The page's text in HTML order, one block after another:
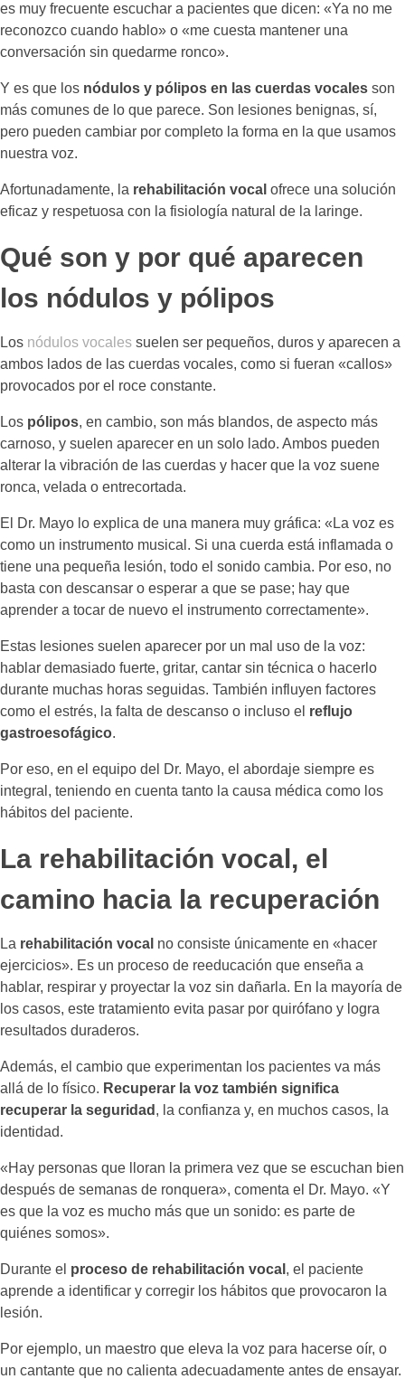
es muy frecuente escuchar a pacientes que dicen: «Ya no me
reconozco cuando hablo» o «me cuesta mantener una
conversación sin quedarme ronco».
Y es que los nódulos y pólipos en las cuerdas vocales son
más comunes de lo que parece. Son lesiones benignas, sí,
pero pueden cambiar por completo la forma en la que usamos
nuestra voz.
Afortunadamente, la rehabilitación vocal ofrece una solución
eficaz y respetuosa con la fisiología natural de la laringe.
Qué son y por qué aparecen
los nódulos y pólipos
Los nódulos vocales suelen ser pequeños, duros y aparecen a
ambos lados de las cuerdas vocales, como si fueran «callos»
provocados por el roce constante.
Los pólipos, en cambio, son más blandos, de aspecto más
carnoso, y suelen aparecer en un solo lado. Ambos pueden
alterar la vibración de las cuerdas y hacer que la voz suene
ronca, velada o entrecortada.
El Dr. Mayo lo explica de una manera muy gráfica: «La voz es
como un instrumento musical. Si una cuerda está inflamada o
tiene una pequeña lesión, todo el sonido cambia. Por eso, no
basta con descansar o esperar a que se pase; hay que
aprender a tocar de nuevo el instrumento correctamente».
Estas lesiones suelen aparecer por un mal uso de la voz:
hablar demasiado fuerte, gritar, cantar sin técnica o hacerlo
durante muchas horas seguidas. También influyen factores
como el estrés, la falta de descanso o incluso el reflujo
gastroesofágico.
Por eso, en el equipo del Dr. Mayo, el abordaje siempre es
integral, teniendo en cuenta tanto la causa médica como los
hábitos del paciente.
La rehabilitación vocal, el
camino hacia la recuperación
La rehabilitación vocal no consiste únicamente en «hacer
ejercicios». Es un proceso de reeducación que enseña a
hablar, respirar y proyectar la voz sin dañarla. En la mayoría de
los casos, este tratamiento evita pasar por quirófano y logra
resultados duraderos.
Además, el cambio que experimentan los pacientes va más
allá de lo físico. Recuperar la voz también significa
recuperar la seguridad , la confianza y, en muchos casos, la
identidad.
«Hay personas que lloran la primera vez que se escuchan bien
después de semanas de ronquera», comenta el Dr. Mayo. «Y
es que la voz es mucho más que un sonido: es parte de
quiénes somos».
Durante el proceso de rehabilitación vocal , el paciente
aprende a identificar y corregir los hábitos que provocaron la
lesión.
Por ejemplo, un maestro que eleva la voz para hacerse oír, o
un cantante que no calienta adecuadamente antes de ensayar.